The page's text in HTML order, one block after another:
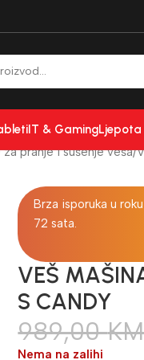
IT & Gaming
za pranje i sušenje veša
Brza isporuka u
72 sata.
VEŠ
S CANDY
989,00KM
Nema na zalihi